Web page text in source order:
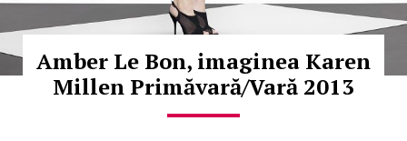
Amber Le Bon, imaginea Karen
Millen Primăvară/Vară 2013